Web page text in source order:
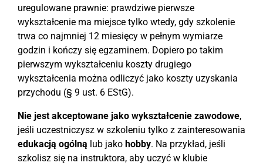
uregulowane prawnie: prawdziwe pierwsze
wykształcenie ma miejsce tylko wtedy, gdy szkolenie
trwa co najmniej 12 miesięcy w pełnym wymiarze
godzin i kończy się egzaminem. Dopiero po takim
pierwszym wykształceniu koszty drugiego
wykształcenia można odliczyć jako koszty uzyskania
przychodu (§ 9 ust. 6 EStG).
Nie jest akceptowane jako wykształcenie zawodowe,
jeśli uczestniczysz w szkoleniu tylko z zainteresowania
edukacją ogólną lub jako hobby. Na przykład, jeśli
szkolisz się na instruktora, aby uczyć w klubie